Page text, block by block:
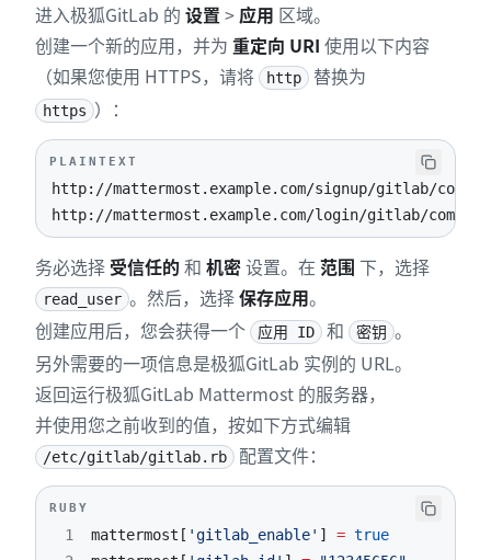
进入极狐GitLab 的 设置 >应用 区域。
创建一个新的应用，并为 重定向 URI 使用以下内容
（如果您使用 HTTPS，请将
http 替换为
https ）：
PLAINTEXT
http://mattermost.example.com/login/gitlab/
务必选择 受信任的 和 机密设置。在 范围 下，选择
read_user 。然后，选择保存应用。
创建应用后，您会获得一个
应用 ID 和 密钥 。
另外需要的一项信息是极狐GitLab 实例的 URL。
返回运行极狐GitLab Mattermost 的服务器，
并使用您之前收到的值，按如下方式编辑
/etc/gitlab/gitlab.rb 配置文件：
RUBY
1 mattermost [ 'gitlab_enable' ] = true